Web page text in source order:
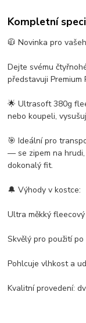
Kompletní
🧥 Novinka pro
Dejte svému
představuji Premium
🌟 Ultrasoft 380g
nebo koupeli,
🎯 Ideální pro
— se zipem na
dokonalý fit.
🔔 Výhody v kostce:
Ultra měkký
Skvělý pro použití
Pohlcuje vlhkost a
Kvalitní provedení: